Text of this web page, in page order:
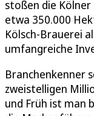
stoßen die
etwa 350.000
Kölsch-Brauerei
umfangreiche
Branchenkenner
zweistelligen
und Früh ist man